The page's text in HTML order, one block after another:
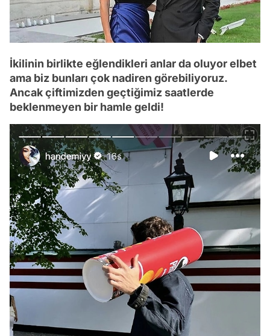
İkilinin birlikte eğlendikleri anlar da oluyor elbet
ama biz bunları çok nadiren görebiliyoruz.
Ancak çiftimizden geçtiğimiz saatlerde
beklenmeyen bir hamle geldi!